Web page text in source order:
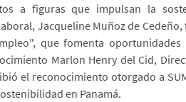
a figuras que impulsan la
Jacqueline Muñoz de
que fomenta oportunidades
Marlon Henry del Cid,
el reconocimiento otorgado a
en Panamá.